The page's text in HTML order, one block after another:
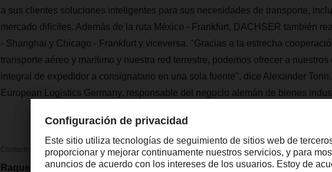
a sus clientes soluciones inteligentes para sus necesidades de transporte,
mercado difíciles. Además de la ruta México - Frankfurt, DACHSER también
- Shanghai y Chicago - Frankfurt y viceversa. "Gracias a la estrecha
transporte aéreo y marítimo y nuestra red terrestre, podemos ofrecer a
integral de expedidor a consignatario en una sola fuente", dice Alexander
European Logistics Germany, responsable del negocio alemán de bienes
Contacto
Raquel Forte raquel.forte@dachser.com